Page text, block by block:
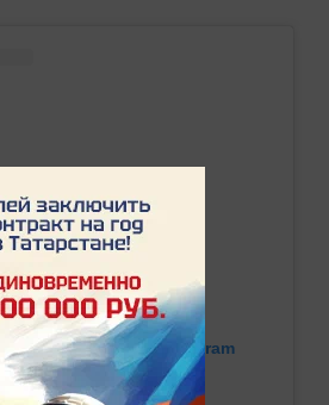
публикацию в Instagram